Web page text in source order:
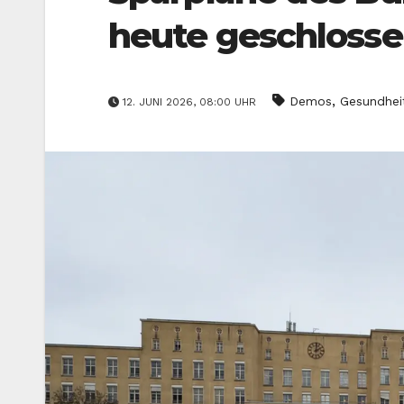
heute
12. JUNI 2026, 08:00 UHR Demos,